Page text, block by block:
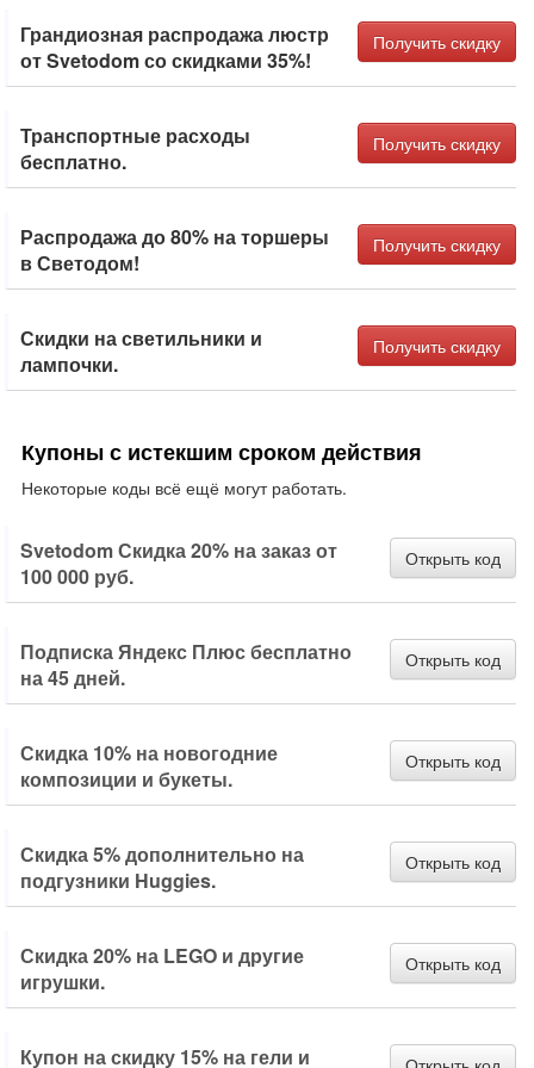
Грандиозная распродажа люстр
от Svetodom со скидками 35%!
Получить скидку
Транспортные расходы
бесплатно.
Получить скидку
Распродажа до 80% на торшеры
в Светодом!
Получить скидку
Скидки на светильники и
лампочки.
Получить скидку
Купоны с истекшим сроком действия
Некоторые коды всё ещё могут работать.
Svetodom Скидка 20% на заказ от
100 000 руб.
Открыть код
Подписка Яндекс Плюс бесплатно
на 45 дней.
Открыть код
Скидка 10% на новогодние
композиции и букеты.
Открыть код
Скидка 5% дополнительно на
подгузники Huggies.
Открыть код
Скидка 20% на LEGO и другие
игрушки.
Открыть код
Купон на скидку 15% на гели и